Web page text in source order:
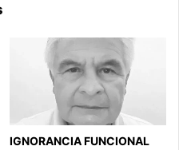
IGNORANCIA FUNCIONAL